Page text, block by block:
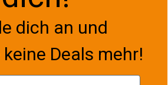
dich an und
Deals mehr!